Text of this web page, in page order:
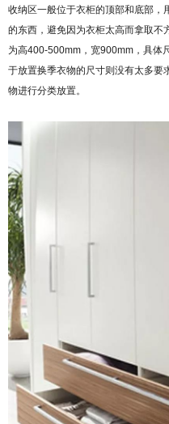
收纳区一般位于衣柜的顶部和底部，
的东西，避免因为衣柜太高而拿取不
为高400-500mm，宽900mm，具体
于放置换季衣物的尺寸则没有太多要
物进行分类放置。